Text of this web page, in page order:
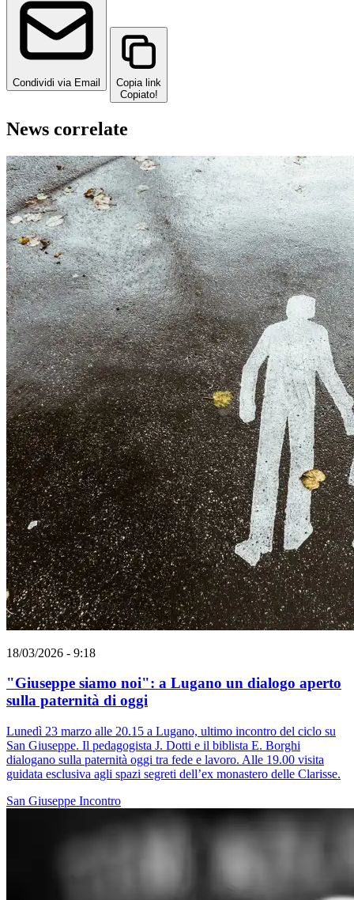
Condividi via Email
Copia link
Copiato!
News correlate
18/03/2026 - 9:18
"Giuseppe siamo noi": a Lugano un dialogo aperto
sulla paternità di oggi
Lunedì 23 marzo alle 20.15 a Lugano, ultimo incontro del ciclo su
San Giuseppe. Il pedagogista J. Dotti e il biblista E. Borghi
dialogano sulla paternità oggi tra fede e lavoro. Alle 19.00 visita
guidata esclusiva agli spazi segreti dell’ex monastero delle Clarisse.
San Giuseppe Incontro